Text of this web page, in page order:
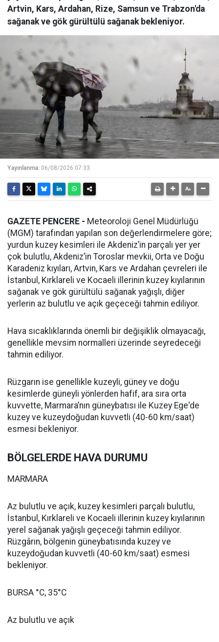
Artvin, Kars, Ardahan, Rize, Samsun ve Trabzon'da
sağanak ve gök gürültülü sağanak bekleniyor.
Yayınlanma: 06/08/2026 07:33
GAZETE PENCERE - Meteoroloji Genel Müdürlüğü
(MGM) tarafından yapılan son değerlendirmelere göre;
yurdun kuzey kesimleri ile Akdeniz’in parçalı yer yer
çok bulutlu, Akdeniz’in Toroslar mevkii, Orta ve Doğu
Karadeniz kıyıları, Artvin, Kars ve Ardahan çevreleri ile
İstanbul, Kırklareli ve Kocaeli illerinin kuzey kıyılarının
sağanak ve gök gürültülü sağanak yağışlı, diğer
yerlerin az bulutlu ve açık geçeceği tahmin ediliyor.
Hava sıcaklıklarında önemli bir değişiklik olmayacağı,
genellikle mevsim normalleri üzerinde seyredeceği
tahmin ediliyor.
Rüzgarın ise genellikle kuzeyli, güney ve doğu
kesimlerde güneyli yönlerden hafif, ara sıra orta
kuvvette, Marmara’nın güneybatısı ile Kuzey Ege'de
kuzey ve kuzeydoğudan kuvvetli (40-60 km/saat)
esmesi bekleniyor.
BÖLGELERDE HAVA DURUMU
MARMARA
Az bulutlu ve açık, kuzey kesimleri parçalı bulutlu,
İstanbul, Kırklareli ve Kocaeli illerinin kuzey kıyılarının
yerel sağanak yağışlı geçeceği tahmin ediliyor.
Rüzgârın, bölgenin güneybatısında kuzey ve
kuzeydoğudan kuvvetli (40-60 km/saat) esmesi
bekleniyor.
BURSA °C, 35°C
Az bulutlu ve açık